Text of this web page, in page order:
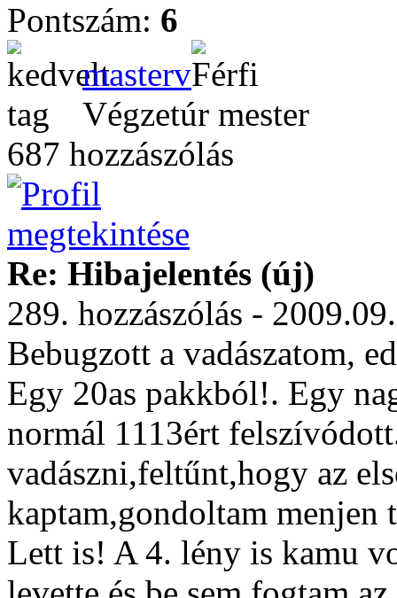
Pontszám: 6
masterv
Végzetúr mester
687 hozzászólás
Re: Hibajelentés (új)
289. hozzászólás -
Bebugzott a vadászatom,
Egy 20as pakkból!. Egy
normál 1113ért
vadászni,feltűnt,hogy az
kaptam,gondoltam menjen
Lett is! A 4. lény is kamu